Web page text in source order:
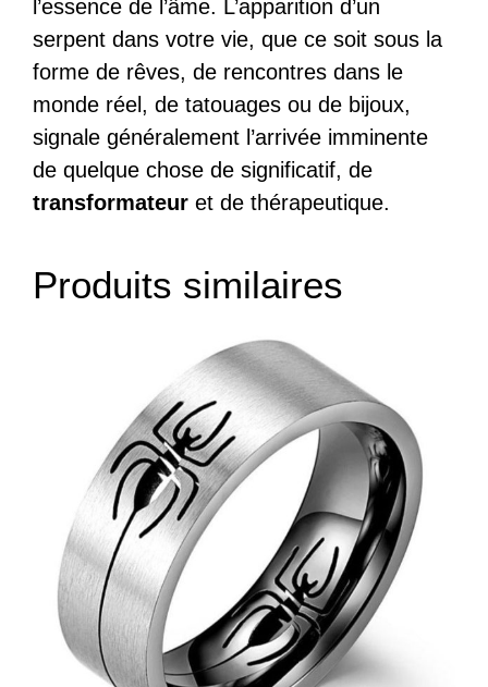
l’essence de l’âme. L’apparition d’un
serpent dans votre vie, que ce soit sous la
forme de rêves, de rencontres dans le
monde réel, de tatouages ou de bijoux,
signale généralement l’arrivée imminente
de quelque chose de significatif, de
transformateur et de thérapeutique.
Produits similaires